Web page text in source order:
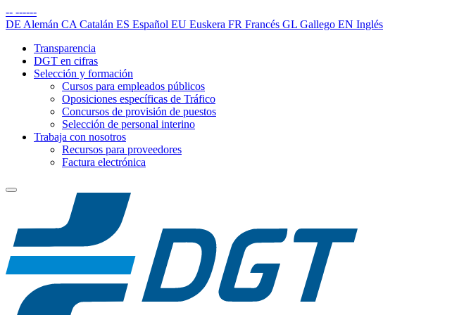
-- ------
DE Alemán CA Catalán ES Español EU Euskera FR Francés GL Gallego EN Inglés
Transparencia
DGT en cifras
Selección y formación
Cursos para empleados públicos
Oposiciones específicas de Tráfico
Concursos de provisión de puestos
Selección de personal interino
Trabaja con nosotros
Recursos para proveedores
Factura electrónica